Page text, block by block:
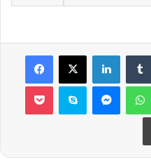
Facebook
X
Pocket Skype